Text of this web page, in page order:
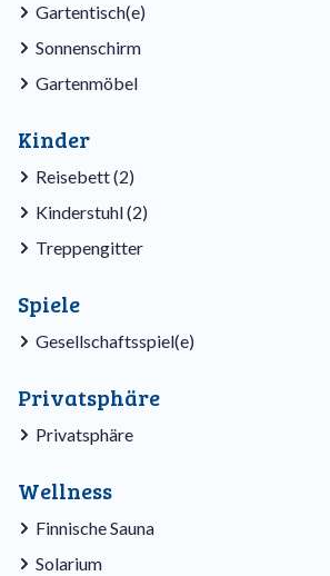
Gartentisch(e)
Sonnenschirm
Gartenmöbel
Kinder
Reisebett (2)
Kinderstuhl (2)
Treppengitter
Spiele
Gesellschaftsspiel(e)
Privatsphäre
Privatsphäre
Wellness
Finnische Sauna
Solarium